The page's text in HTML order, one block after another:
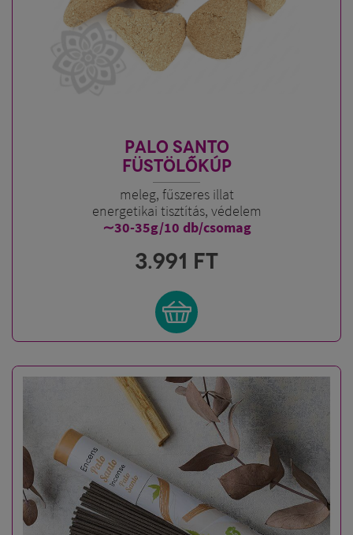
PALO SANTO
FÜSTÖLŐKÚP
meleg, fűszeres illat
energetikai tisztítás, védelem
∼30-35g/10 db/csomag
3.991 FT